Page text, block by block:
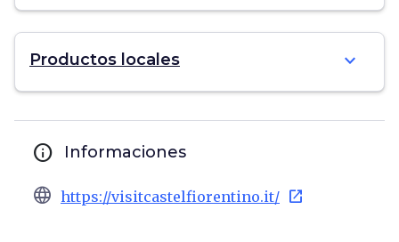
Productos locales expand_more
info Informaciones
language https://visitcastelfiorentino.it/ open_in_new